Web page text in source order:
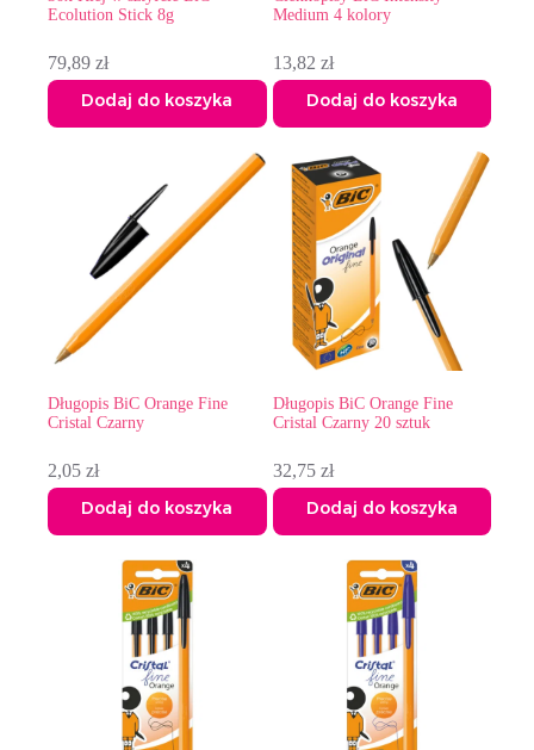
Ecolution Stick 8g
79,89 zł
Dodaj do koszyka
Medium 4 kolory
13,82 zł
Dodaj do koszyka
Długopis BiC Orange Fine
Cristal Czarny
2,05 zł
Dodaj do koszyka
Długopis BiC Orange Fine
Cristal Czarny 20 sztuk
32,75 zł
Dodaj do koszyka